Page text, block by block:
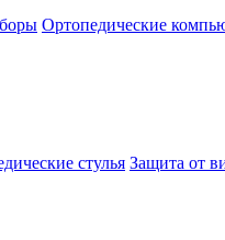
Ортопедические
стулья Защита от